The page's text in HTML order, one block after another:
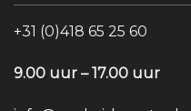
+31 (0)418 65 25 60
9.00 uur – 17.00 uur